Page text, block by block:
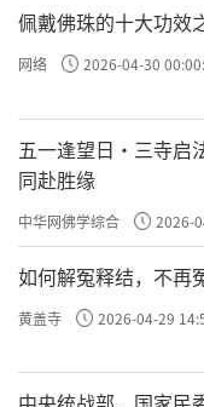
佩戴佛珠的十大功效
网络 2026-04-30
五一逢望日・三寺启
同赴胜缘
中华网佛学综合 2026-
如何解冤释结，不再
黄盖寺 2026-04-29